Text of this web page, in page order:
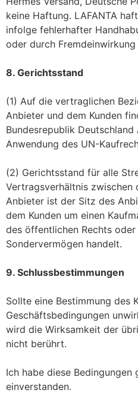
keine Haftung. LAFANTA
infolge fehlerhafter
oder durch
8. Gerichtsstand
(1) Auf die vertraglichen
Anbieter und dem Kunden
Bundesrepublik Deutschland
Anwendung des UN-
(2) Gerichtsstand für alle
Vertragsverhältnis zwischen
Anbieter ist der Sitz des
dem Kunden um einen
des öffentlichen Rechts
Sondervermögen handelt.
9. Schlussbestimmungen
Sollte eine Bestimmung des
Geschäftsbedingungen
wird die Wirksamkeit der
nicht berührt.
Ich habe diese Bedingungen
einverstanden.